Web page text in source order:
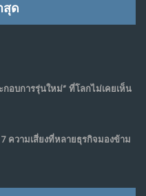
สุด
กอบการรุ่นใหม่” ที่โลกไม่เคยเห็น
ความเสี่ยงที่หลายธุรกิจมองข้าม